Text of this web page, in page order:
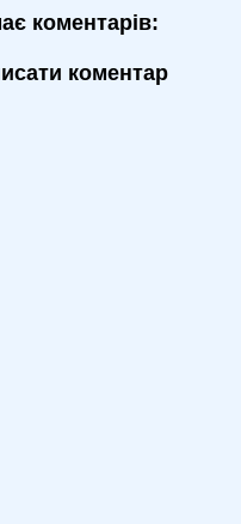
коментарів:
коментар